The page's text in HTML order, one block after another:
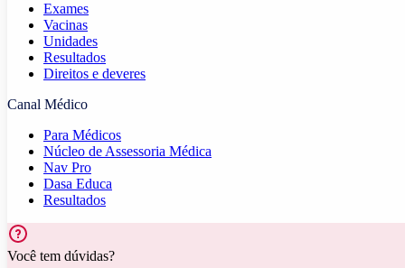
Exames
Vacinas
Unidades
Resultados
Direitos e deveres
Canal Médico
Para Médicos
Núcleo de Assessoria Médica
Nav Pro
Dasa Educa
Resultados
Você tem dúvidas?